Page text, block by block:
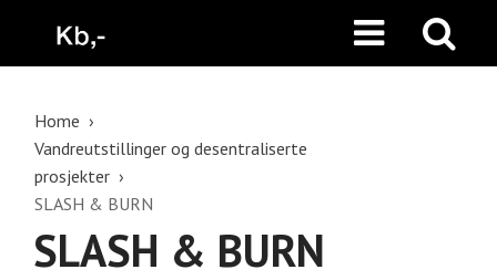
Home
Vandreutstillinger og desentraliserte
prosjekter
SLASH & BURN
SLASH & BURN